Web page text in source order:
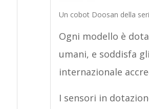
Un cobot Doosan della
Ogni modello è
umani, e soddisfa
internazionale
I sensori in